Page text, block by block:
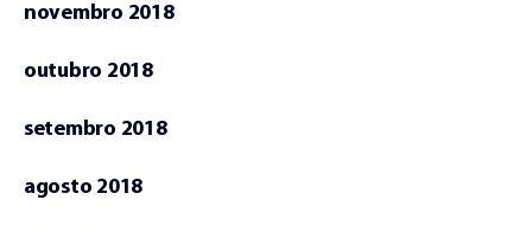
novembro 2018
outubro 2018
setembro 2018
agosto 2018